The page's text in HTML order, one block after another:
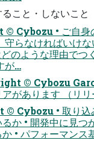
こと・しないこと
Cybozu • ご自身
守らなければいけ
のような理由でつ
が…
© Cybozu
があります （リリ
Cybozu • 取り込
か • 開発中に見つ
• パフォーマンス